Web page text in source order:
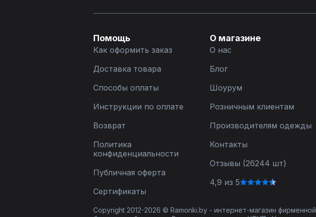
Помощь
Как оформить заказ
Доставка товара
Способы оплаты
Инструкции по оплате
Возврат
Политика
конфиденциальности
Публичная оферта
Сертификаты
О магазине
О нас
Блог
Шоурум
Розничным клиентам
Производителям одежды
Контакты
Отзывы (26244 шт)
4,9 из 5
Copyright 2012-2026 © Ramonki.by - интернет-магазин фирменной